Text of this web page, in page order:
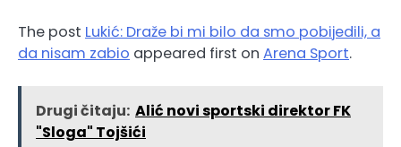
The post Lukić: Draže bi mi bilo da smo pobijedili, a
da nisam zabio appeared first on Arena Sport.
Drugi čitaju: Alić novi sportski direktor FK
"Sloga" Tojšići